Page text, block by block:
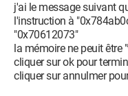
j'ai le message suivant
l'instruction à
"0x70612073"
la mémoire ne peuit être
cliquer sur ok pour
cliquer sur annulmer